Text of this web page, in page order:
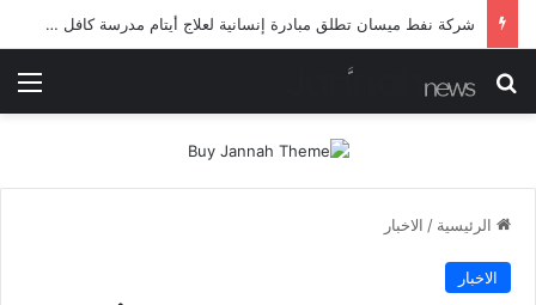
شرطة ميسان تلقي القبض على مطلقي العيارات النارية أثناء تشييع جنائزي في العمارة
بحث عن
الرئيسية / الاخبار
الاخبار